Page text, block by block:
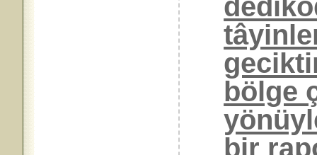
bölge
bir